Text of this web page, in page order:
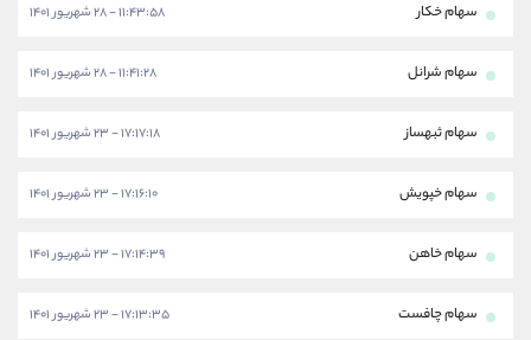
سهام خکار ۱۱:۴۳:۵۸ - ۲۸ شهریور ۱۴۰۱
سهام شرانل ۱۱:۴۱:۲۸ - ۲۸ شهریور ۱۴۰۱
سهام ثبهساز ۱۷:۱۷:۱۸ - ۲۳ شهریور ۱۴۰۱
سهام خپویش ۱۷:۱۶:۱۰ - ۲۳ شهریور ۱۴۰۱
سهام خاهن ۱۷:۱۴:۳۹ - ۲۳ شهریور ۱۴۰۱
سهام چافست ۱۷:۱۳:۳۵ - ۲۳ شهریور ۱۴۰۱